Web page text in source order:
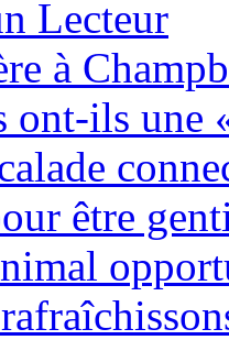
Lecteur
à
ont-ils une
être